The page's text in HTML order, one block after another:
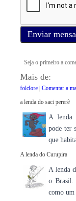
Enviar
Seja o primeiro a
Mais de:
folclore| Comentar a
a lenda do saci pererê
A lenda
pode ter
que
A lenda do Curupira
A lenda
o Brasil.
como um